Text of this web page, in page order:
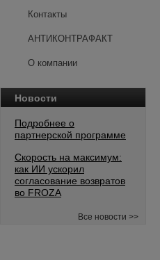
Контакты
АНТИКОНТРАФАКТ
О компании
Новости
Подробнее о
партнерской программе
Скорость на максимум:
как ИИ ускорил
согласование возвратов
во FROZA
Все новости >>